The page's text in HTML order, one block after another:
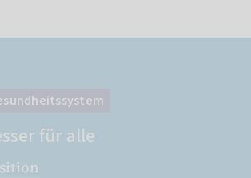
für alle